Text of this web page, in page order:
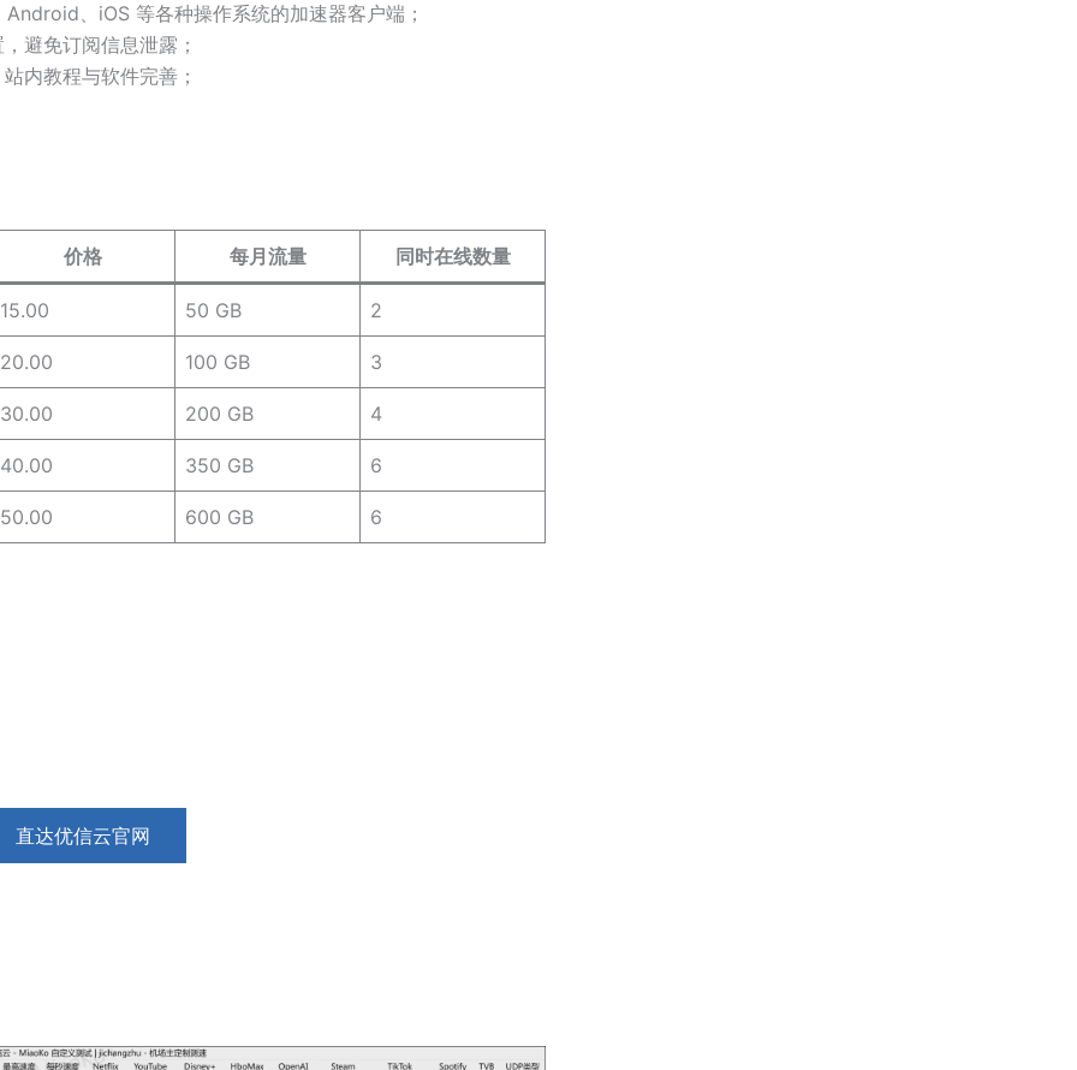
、iOS 等各种操作系统的加速器客户端；
避免订阅信息泄露；
内教程与软件完善；
价格 每月流量 同时在线数量
15.00 50 GB 2
20.00 100 GB 3
30.00 200 GB 4
40.00 350 GB 6
50.00 600 GB 6
直达优信云官网